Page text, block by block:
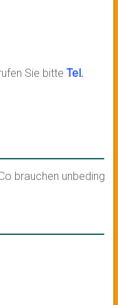
Sie bitte Tel.
brauchen unbedingt